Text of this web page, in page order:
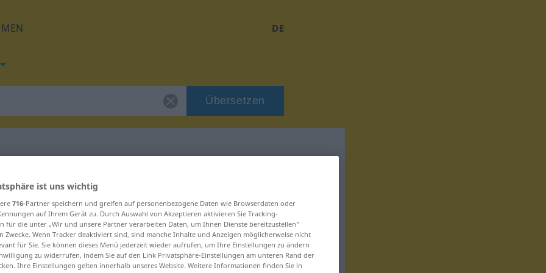
DE
Übersetzen
für "rasklimati"
ist uns wichtig
716-Partner speichern und greifen auf personenbezogene Daten wie Browserdaten oder
auf Ihrem Gerät zu. Durch Auswahl von Akzeptieren aktivieren Sie Tracking-
für die unter „Wir und unsere Partner verarbeiten Daten, um Ihnen Dienste bereitzustellen“
Zwecke. Wenn Tracker deaktiviert sind, sind manche Inhalte und Anzeigen möglicherweise nicht
für Sie. Sie können dieses Menü jederzeit wieder aufrufen, um Ihre Einstellungen zu ändern
zu widerrufen, indem Sie auf den Link Privatsphäre-Einstellungen am unteren Rand der
Ihre Einstellungen gelten innerhalb unseres Website. Weitere Informationen finden Sie in